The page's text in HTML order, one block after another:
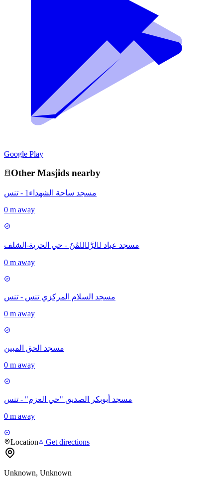
Google Play
Other Masjids nearby
مسجد ساحة الشهداء1 - تنس
0 m away
مسجد عباد ٱلرَّحۡمَٰنُ - حي الحرية-الشلف
0 m away
مسجد السلام المركزي تنس - تنس
0 m away
مسجد الحق المبين
0 m away
مسجد أبوبكر الصديق "حي العزم" - تنس
0 m away
Location Get directions
Unknown, Unknown